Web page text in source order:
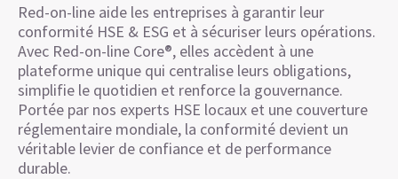
Red-on-line aide les entreprises à garantir leur
conformité HSE & ESG et à sécuriser leurs opérations.
Avec Red-on-line Core®, elles accèdent à une
plateforme unique qui centralise leurs obligations,
simplifie le quotidien et renforce la gouvernance.
Portée par nos experts HSE locaux et une couverture
réglementaire mondiale, la conformité devient un
véritable levier de confiance et de performance
durable.